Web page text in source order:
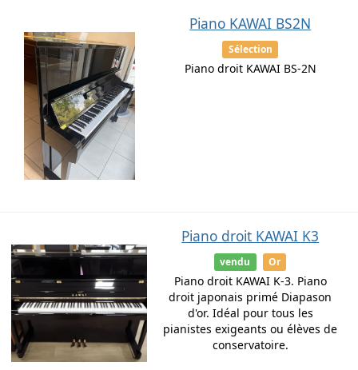
Piano KAWAI BS2N
Sélection
Piano droit KAWAI BS-2N
Piano droit KAWAI K3
vendu Or
Piano droit KAWAI K-3. Piano
droit japonais primé Diapason
d'or. Idéal pour tous les
pianistes exigeants ou élèves de
conservatoire.